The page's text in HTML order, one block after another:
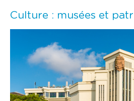
Culture : musées et